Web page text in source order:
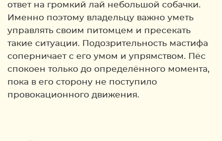
ответ на громкий лай небольшой собачки.
Именно поэтому владельцу важно уметь
управлять своим питомцем и пресекать
такие ситуации. Подозрительность мастифа
соперничает с его умом и упрямством. Пёс
спокоен только до определённого момента,
пока в его сторону не поступило
провокационного движения.